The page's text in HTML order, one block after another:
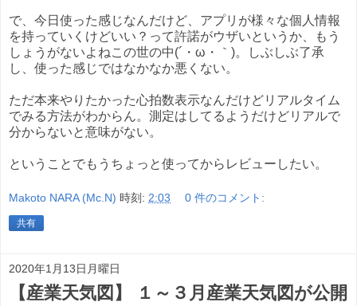
で、今日使った感じなんだけど、アプリが様々な個人情報
を持っていくけどいい？って許諾がウザいというか、もう
しょうがないよねこの世の中(´・ω・｀)。しぶしぶ了承
し、使った感じではなかなか悪くない。
ただ本来やりたかった心拍数表示なんだけどリアルタイム
でみる方法がわからん。測定はしてるようだけどリアルで
分からないと意味がない。
ということでもうちょっと使ってからレビューしたい。
Makoto NARA (Mc.N) 時刻: 2:03 0 件のコメント:
共有
2020年1月13日月曜日
【産業天気図】 １～３月産業天気図が公開